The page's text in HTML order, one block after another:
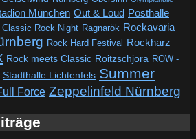
München Out & Loud Posthalle
Classic Rock Night Ragnarök Rockavaria
Rock Hard Festival Rockharz
Rock meets Classic Roitzschjora ROW -
Stadthalle Lichtenfels Summer
Force Zeppelinfeld Nürnberg